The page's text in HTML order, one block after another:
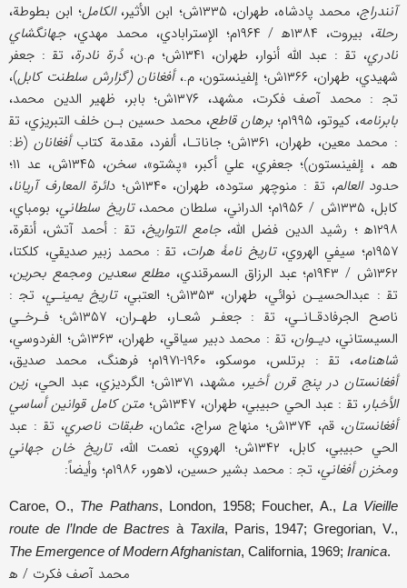
آنندراج، محمد پادشاه، طهران، ۱۳۳۵ش؛ ابن الأثير، الكامل؛ ابن بطوطة،
رحلة، بيروت، ۱۳۸۴ه‍ / ۱۹۶۴م؛ الإسترابادي، محمد مهدي،
جهانگشاي
نادري، تق‍ : عبد الله أنوار، طهران، ۱۳۴۱ش؛ م.ن، دُرة نادرة، تق‍ : جعفر
شهيدي، طهران، ۱۳۶۶ش؛ إلفينستون، م.،
أفغانان (گزارش سلطنت كابل)،
تج‍ : محمد آصف فكرت، مشهد، ۱۳۷۶ش؛ بابر، ظهير الدين محمد،
بابرنامه، كيوتو، ۱۹۹۵م؛ برهان قاطع، محمد حسين بـن‌ خلف‌ التبريزي، تق‍
: محمد معين، طهران، ۱۳۶۱ش؛ جاناتـا، ألفرد، مقدمة كتاب
أفغانان (ظ:
هم‍ ، إلفينستون)؛ جعفري، علي أكبر، «پشتو»، سخن، ۱۳۴۵ش، عد ۱۱؛
حدود العالم، تق‍ : منوچهر ستوده، طهران، ۱۳۴۰ش؛ دائرة المعارف آريانا،
كابل، ۱۳۳۵ش / ۱۹۵۶م؛ الدراني، سلطان محمد،
تاريخ سلطاني، بومباي،
۱۲۹۸ه‍ ؛ رشيد الدين فضل الله،
جامع التواريخ، تق‍ : أحمد آتش، أنقرة،
۱۹۵۷م؛ سيفي الهروي،
تاريخ نامۀ هرات، تق‍ : محمد زبير صديقي، كلكتا،
۱۳۶۲ش / ۱۹۴۳م؛ عبد الرزاق السمرقندي،
مطلع سعدين ومجمع بحرين،
تق‍ : عبدالحسيـن نوائي، طهران، ۱۳۵۳ش؛ العتبي،
تاريخ يمينـي، تج‍ :
ناصح الجرفادقـانـي، تق‍ : جعفـر شعـار، طهـران، ۱۳۵۷ش؛ فـرخـي
السيستاني،ديـوان، تق‍ : محمد دبير سياقي، طهران، ۱۳۶۳ش؛ الفردوسي،
شاهنامه، تق‍ : برتلس، موسكو، ۱۹۶۰-۱۹۷۱م؛ فرهنگ، محمد صديق،
أفغانستان در پنج قرن أخير، مشهد، ۱۳۷۱ش؛ الگرديزي، عبد الحي،
زين
الأخبار، تق‍ : عبد الحي حبيبي، طهران، ۱۳۴۷ش؛
متن كامل قوانين أساسي
أفغانستان، قم، ۱۳۷۴ش؛ منهاج سراج، عثمان، طبقات ناصري، تق‍ : عبد
الحي حبيبي، كابل، ۱۳۴۲ش؛ الهروي، نعمت الله،
تاريخ خان جهاني
ومخزن أفغاني، تج‍ : محمد بشير حسين، لاهور، ۱۹۸۶م؛ وأيضاً:
Caroe, O., The Pathans, London, 1958; Foucher, A., La Vieille
route de l’Inde de Bactres à Taxila, Paris, 1947; Gregorian, V.,
The Emergence of Modern Afghanistan, California, 1969; Iranica.